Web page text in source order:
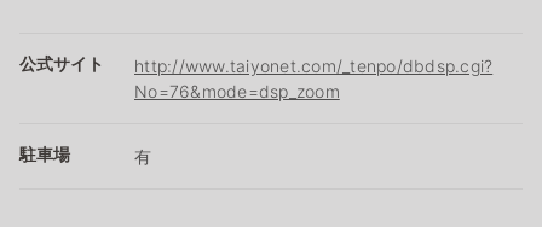
公式サイト
http://www.taiyonet.com/_tenpo/dbdsp.cgi?
No=76&mode=dsp_zoom
駐車場 有